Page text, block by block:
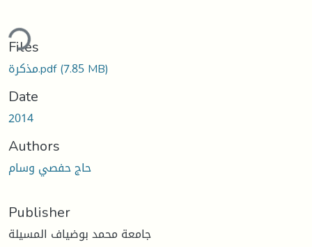
Files
مذكرة.pdf(7.85 MB)
Date
2014
Authors
حاج حفصي وسام
Publisher
جامعة محمد بوضياف المسيلة